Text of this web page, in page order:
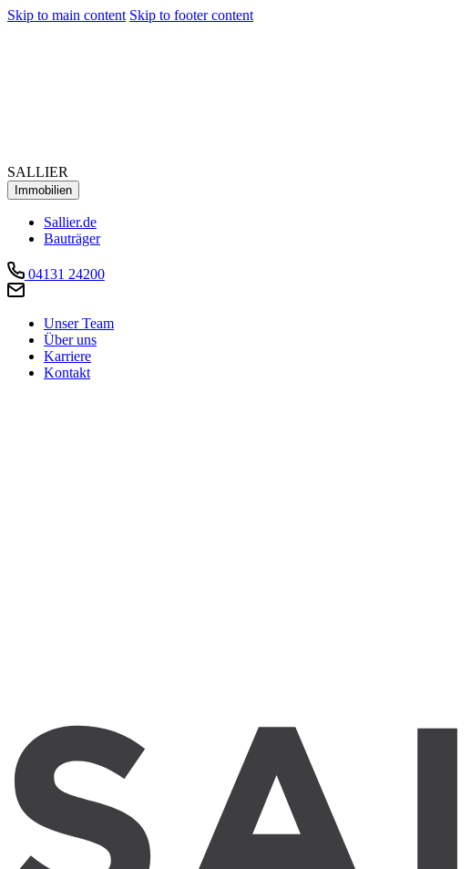
Skip to main content Skip to footer content
SALLIER
Immobilien
Sallier.de
Bauträger
04131 24200
Unser Team
Über uns
Karriere
Kontakt